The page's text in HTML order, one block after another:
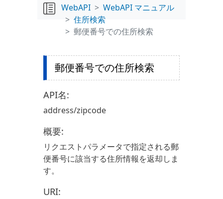
WebAPI
WebAPI マニュアル
住所検索
郵便番号での住所検索
郵便番号での住所検索
API名:
address/zipcode
概要:
リクエストパラメータで指定される郵
便番号に該当する住所情報を返却しま
す。
URI: